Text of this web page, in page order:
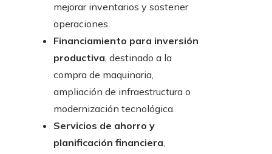
mejorar inventarios y sostener
operaciones.
Financiamiento para inversión
productiva, destinado a la
compra de maquinaria,
ampliación de infraestructura o
modernización tecnológica.
Servicios de ahorro y
planificación financiera,